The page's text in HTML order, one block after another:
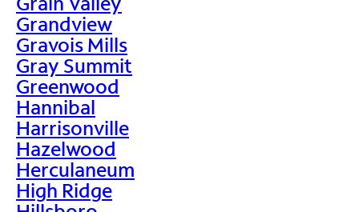
Grandview
Gravois Mills
Gray Summit
Greenwood
Hannibal
Harrisonville
Hazelwood
Herculaneum
High Ridge